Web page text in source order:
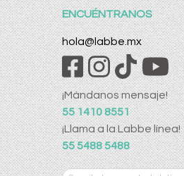
ENCUÉNTRANOS
hola@labbe.mx
¡Mándanos mensaje!
55 1410 8551
¡Llama a la Labbe línea!
55 5488 5488